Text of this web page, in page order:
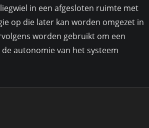
in een afgesloten ruimte met
op die later kan worden omgezet in
worden gebruikt om een
autonomie van het systeem